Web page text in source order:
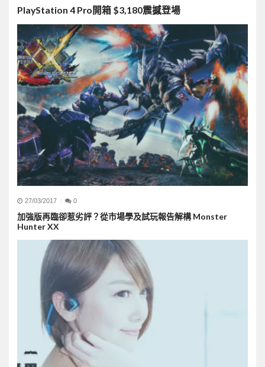
PlayStation 4 Pro開箱 $3,180震撼登場
27/03/2017 0
加強版再臨卻惹劣評？從市場學及試玩報告解構 Monster
Hunter XX